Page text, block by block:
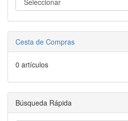
Cesta de Compras
0 artículos
Búsqueda Rápida